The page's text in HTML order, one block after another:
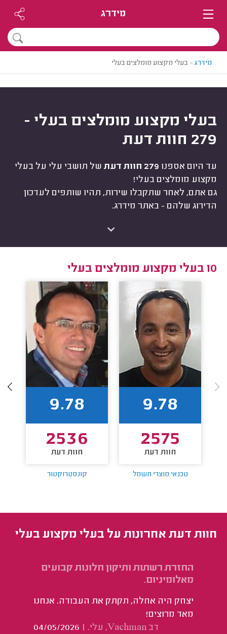
מידרג
מידרג> בעלי מקצוע מומלצים בעלי
בעלי מקצוע מומלצים בעלי -
279 חוות דעת
עד היום אספנו 279 חוות דעת
של תושבי עלי על בעלי
מקצוע מומלצים בעלי!
גם אתם, לאחר שתקבלו שירות, תהיו שותפים לעדכון
הדירוג שלהם - באתר מידרג.
10 בעלי מקצוע מומלצים בעלי
9.78
2575
חוות דעת
טכנאי מוצרי חשמל
9.78
2536
חוות דעת
קונסטרוקטור
חוות דעת אחרונות על בעלי מקצוע בעלי
החזרת רשתות ותיקון חלונות קבועים
מאלומיניום.
יצחק היה אחלה, תקתק את העבודה. אנחנו
מאד מרוצים!
דב Vachman, עלי.
|
04/05/2026